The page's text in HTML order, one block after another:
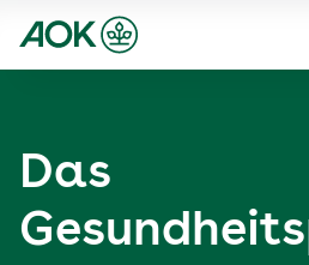
Zum
Zur
Das